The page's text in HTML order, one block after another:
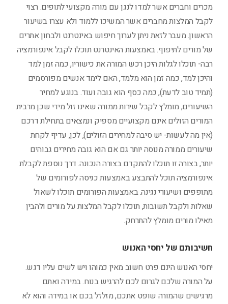
מכרים וחברים אשר למדו לנגן עם מורה מקצועי לתופים. רצוי
לקבל המלצות מחברים אשר המשיכו ללמוד ולא עצרו בשיעור
הראשון. מעבר לזאת ניתן לערוך חיפוש באינטרנט ולבחון אתרים
של מורים לתיפוף. באמצעות האינטרנט תוכלו לקבל אינפורמציה
רבה- תוכלו לגלות היכן רכש המורה את כישוריו, כמה זמן למד
והיכן למד, כמה זמן הוא מלמד, האם לימד אנשים מפורסמים
(תמיד טוב לדעת), כמה כסף הוא גובה ועוד. בנוגע למחיר
השיעורים, מומלץ לקבל שירות ממורה שאינו זול מידי שכן מרבית
המורים הזולים אינם מקצועיים מספיק ונמצאים בתחילת דרכם
(אין מה לעשות- יש סיבה למחירים הזולים), לכן, עדיף לקחת
שיעורים ממורה מנוסה יותר גם אם הוא גובה מחירים גבוהים
יותר, בצורה זו תוכלו להתקדם בצורה הנכונה. דרך נוספת לקבלת
אינפורמציה תוכל להתבצע באמצעות כניסה לפורומים של
מתופפים ושיעורי נגינה. באמצעות הפורומים תוכלו לשאול
שאלות ולקבל תשובות, תוכלו לקבל המלצות על מורים ולהבין
מאילו מורים מומלץ להתרחק.
חשיבותם של יחסי האנוש
יחסי האנוש הינם פרט חשוב מאין כמוהו ויש לשים עליו דגש.
על המורה שלכם לגרום לכם להרגיש בנוח. במידה ואתם
מרגישים שהמורה שופט אתכם, מזלזל בכם או במידה והוא לא